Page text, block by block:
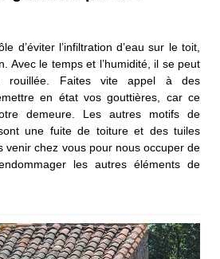
d’éviter l’infiltration d’eau sur le toit,
Avec le temps et l’humidité, il se peut
rouillée. Faites vite appel à des
en état vos gouttières, car ce
demeure. Les autres motifs de
une fuite de toiture et des tuiles
venir chez vous pour nous occuper de
les autres éléments de